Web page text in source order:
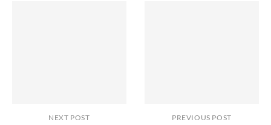
PREVIOUS POST
NEXT POST